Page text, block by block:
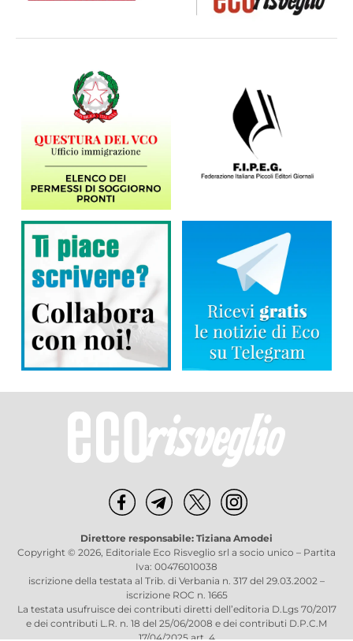
Direttore responsabile: Tiziana Amodei
Copyright © 2026, Editoriale Eco Risveglio srl a socio unico – Partita
Iva: 00476010038
iscrizione della testata al Trib. di Verbania n. 317 del 29.03.2002 –
iscrizione ROC n. 1665
La testata usufruisce dei contributi diretti dell’editoria D.Lgs 70/2017
e dei contributi L.R. n. 18 del 25/06/2008 e dei contributi D.P.C.M
17/04/2025 art. 4